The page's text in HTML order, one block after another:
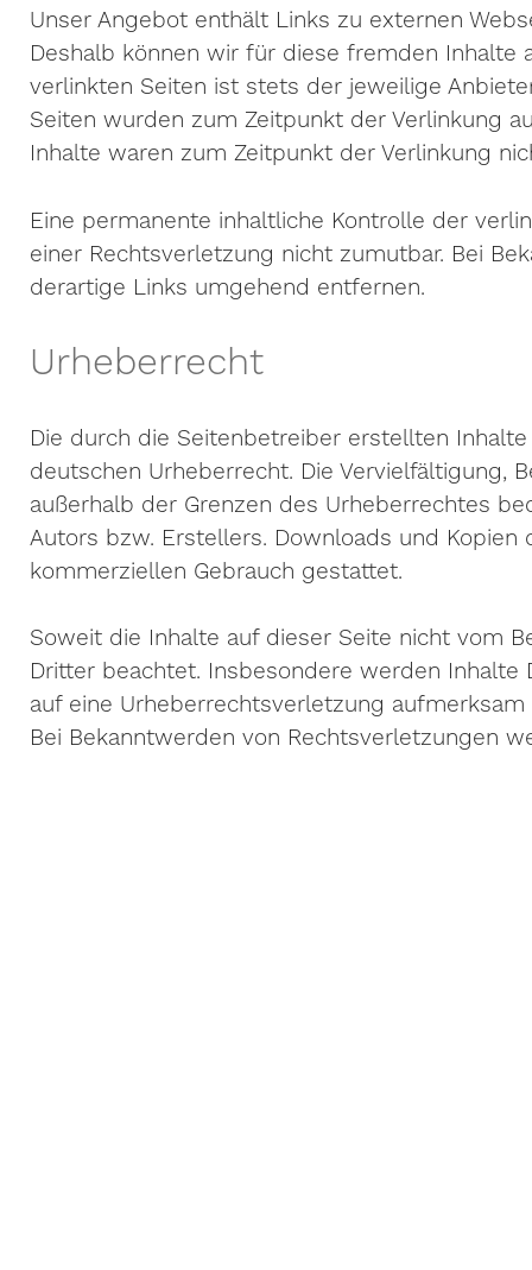
Unser Angebot enthält Links zu externen
Deshalb können wir für diese fremden Inhalte
verlinkten Seiten ist stets der jeweilige
Seiten wurden zum Zeitpunkt der Verlinkung
Inhalte waren zum Zeitpunkt der Verlinkung
Eine permanente inhaltliche Kontrolle der
einer Rechtsverletzung nicht zumutbar. Bei
derartige Links umgehend entfernen.
Urheberrecht
Die durch die Seitenbetreiber erstellten
deutschen Urheberrecht. Die Vervielfältigung,
außerhalb der Grenzen des Urheberrechtes
Autors bzw. Erstellers. Downloads und
kommerziellen Gebrauch gestattet.
Soweit die Inhalte auf dieser Seite nicht vom
Dritter beachtet. Insbesondere werden
auf eine Urheberrechtsverletzung
Bei Bekanntwerden von Rechtsverletzungen